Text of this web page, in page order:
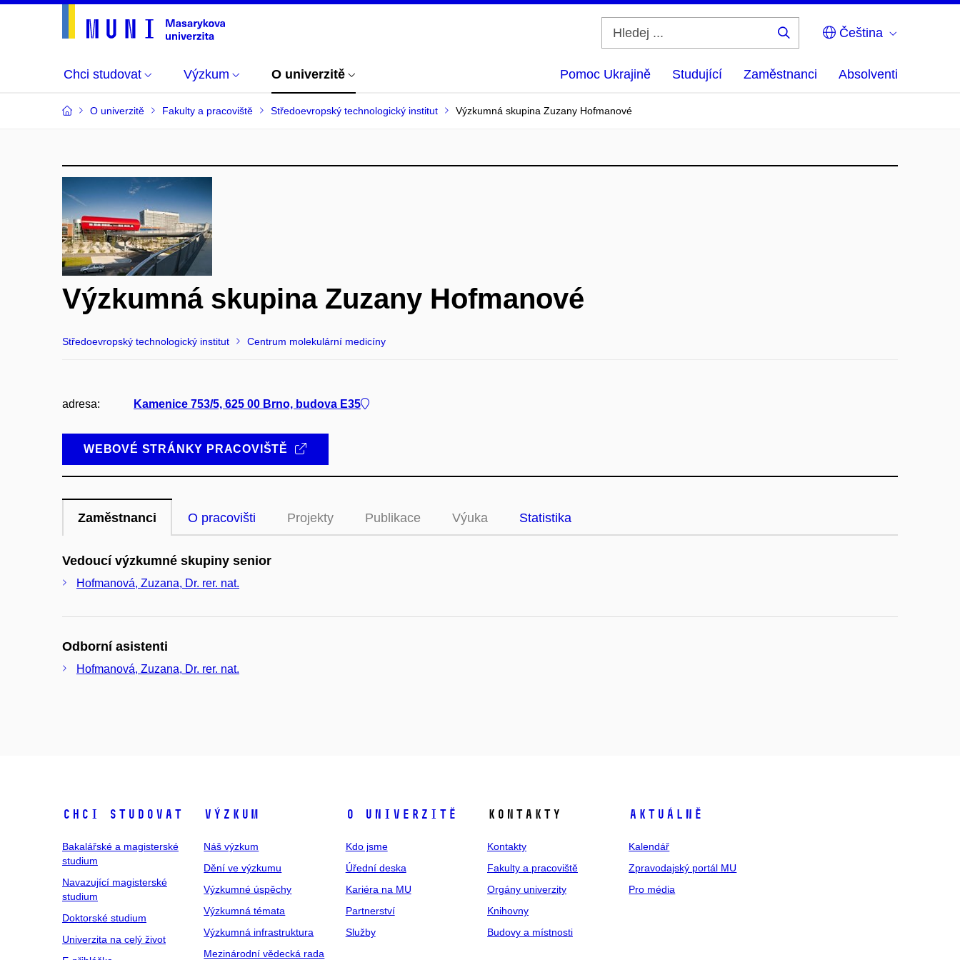
Čeština
Chci studovat Výzkum O univerzitě Pomoc Ukrajině Studující Zaměstnanci Absolventi
O univerzitě Fakulty a pracoviště Středoevropský technologický institut Výzkumná skupina Zuzany Hofmanové
Výzkumná skupina Zuzany Hofmanové
Středoevropský technologický institut Centrum molekulární medicíny
adresa: Kamenice 753/5, 625 00 Brno, budova E35
WEBOVÉ STRÁNKY PRACOVIŠTĚ
Zaměstnanci O pracovišti Projekty Publikace Výuka Statistika
Vedoucí výzkumné skupiny senior
Hofmanová, Zuzana, Dr. rer. nat.
Odborní asistenti
Hofmanová, Zuzana, Dr. rer. nat.
Chci studovat
Bakalářské a magisterské
studium
Navazující magisterské
studium
Doktorské studium
Univerzita na celý život
Výzkum
Náš výzkum
Dění ve výzkumu
Výzkumné úspěchy
Výzkumná témata
Výzkumná infrastruktura
Mezinárodní vědecká rada
O univerzitě
Kdo jsme
Úřední deska
Kariéra na MU
Partnerství
Služby
Kontakty
Kontakty
Fakulty a pracoviště
Orgány univerzity
Knihovny
Budovy a místnosti
Aktuálně
Kalendář
Zpravodajský portál MU
Pro média